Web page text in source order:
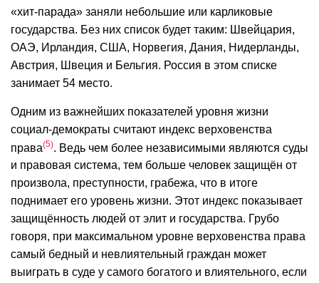
«хит-парада» заняли небольшие или карликовые
государства. Без них список будет таким: Швейцария,
ОАЭ, Ирландия, США, Норвегия, Дания, Нидерланды,
Австрия, Швеция и Бельгия. Россия в этом списке
занимает 54 место.
Одним из важнейших показателей уровня жизни
социал-демократы считают индекс верховенства
права 5 . Ведь чем более независимыми являются суды
и правовая система, тем больше человек защищён от
произвола, преступности, грабежа, что в итоге
поднимает его уровень жизни. Этот индекс показывает
защищённость людей от элит и государства. Грубо
говоря, при максимальном уровне верховенства права
самый бедный и невлиятельный граждан может
выиграть в суде у самого богатого и влиятельного, если